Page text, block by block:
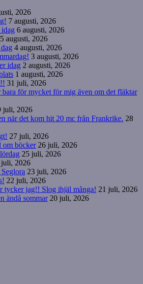
2026
7 augusti, 2026
6 augusti, 2026
5 augusti, 2026
4 augusti, 2026
3 augusti, 2026
idag 2 augusti, 2026
1 augusti, 2026
31 juli, 2026
bara för mycket för mig även om det fläktar
juli, 2026
när det kom hit 20 mc från Frankrike. 28
27 juli, 2026
om böcker 26 juli, 2026
25 juli, 2026
juli, 2026
23 juli, 2026
22 juli, 2026
tycker jag!! Slog ihjäl många! 21 juli, 2026
ändå sommar 20 juli, 2026